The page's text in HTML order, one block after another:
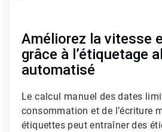
Améliorez la vitesse
grâce à l’étiquetage
automatisé
Le calcul manuel des dates
consommation et de l’écriture
étiquettes peut entraîner des